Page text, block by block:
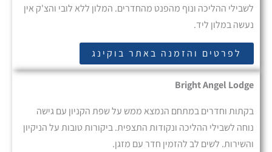
לשבילי ההליכה ונוף מהפנט מהחדרים. המלון ללא לובי והצ'ק אין
נעשה במלון ליד.
לפרטים והזמנה באתר בוקינג
Bright Angel Lodge
בקתות וחדרים במתחם הנמצא ממש על שפת הקניון עם גישה
נוחה לשבילי ההליכה ונקודות התצפית. ביקורות טובות על הניקיון
והשירות. לשים לב להזמין חדר עם מזגן.